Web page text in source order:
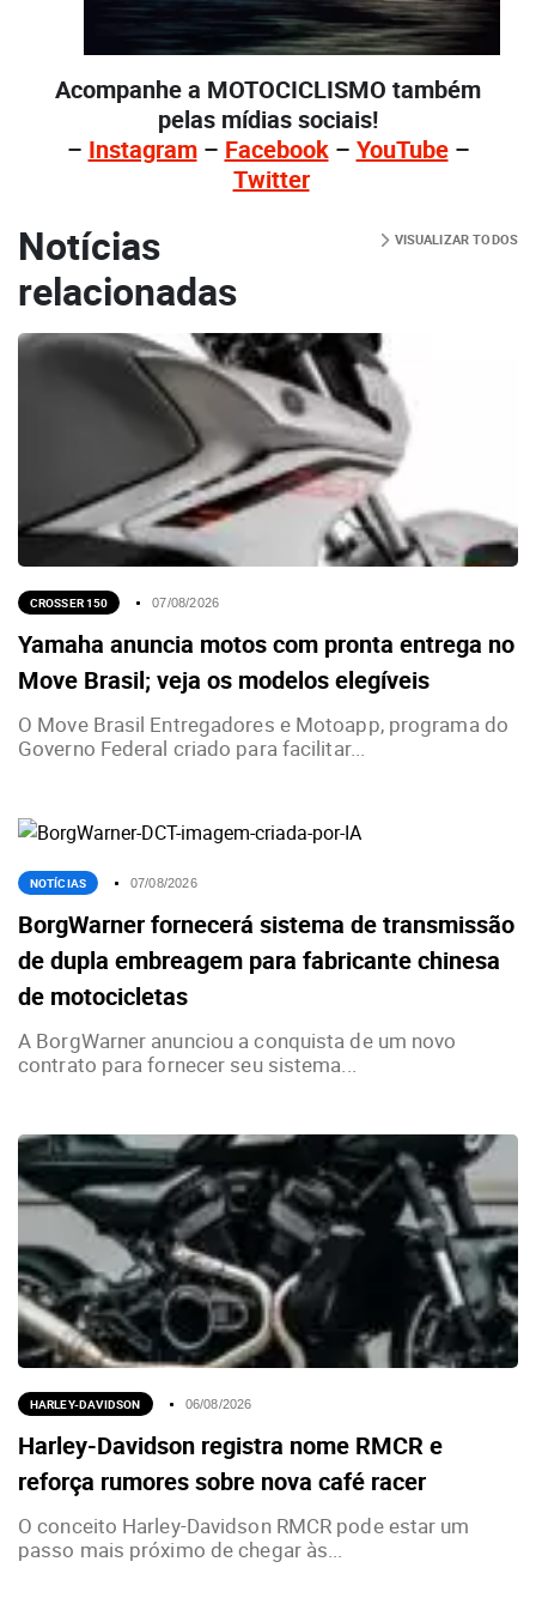
Acompanhe a MOTOCICLISMO também
pelas mídias sociais!
– Instagram– Facebook– YouTube–
Twitter
Notícias
relacionadas
VISUALIZAR TODOS
CROSSER 150 07/08/2026
Yamaha anuncia motos com pronta entrega no
Move Brasil; veja os modelos elegíveis
O Move Brasil Entregadores e Motoapp, programa do
Governo Federal criado para facilitar...
NOTÍCIAS 07/08/2026
BorgWarner fornecerá sistema de transmissão
de dupla embreagem para fabricante chinesa
de motocicletas
A BorgWarner anunciou a conquista de um novo
contrato para fornecer seu sistema...
HARLEY-DAVIDSON 06/08/2026
Harley-Davidson registra nome RMCR e
reforça rumores sobre nova café racer
O conceito Harley-Davidson RMCR pode estar um
passo mais próximo de chegar às...